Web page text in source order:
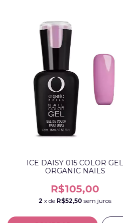
ICE DAISY 015 COLOR GEL
ORGANIC NAILS
R$105,00
2 x de R$52,50 sem juros